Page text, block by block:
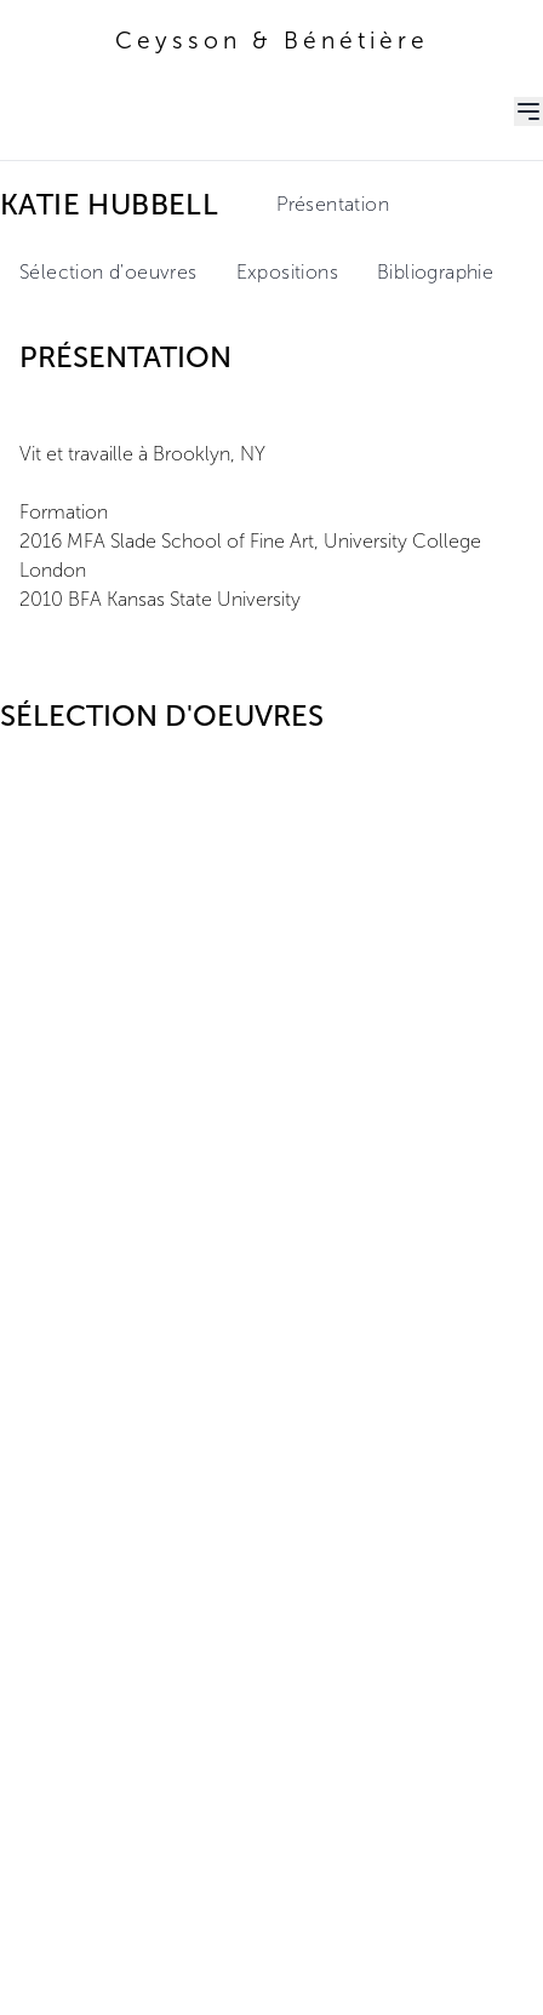
Ceysson & Bénétière
KATIE HUBBELL Présentation
Sélection d'oeuvres Expositions Bibliographie
PRÉSENTATION
Vit et travaille à Brooklyn, NY
Formation
2016 MFA Slade School of Fine Art, University College
London
2010 BFA Kansas State University
SÉLECTION D'OEUVRES